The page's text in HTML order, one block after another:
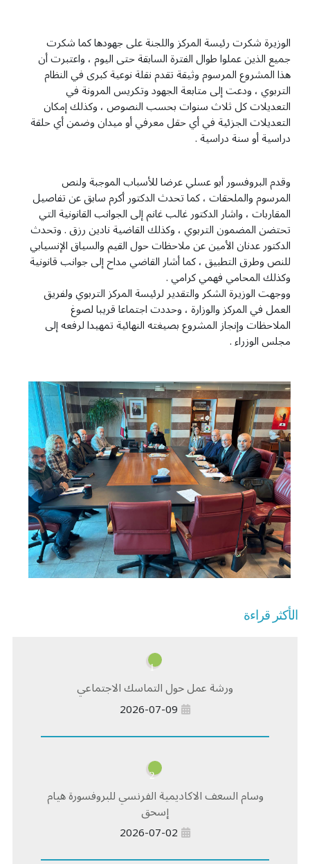
الوزيرة شكرت رئيسة المركز واللجنة على جهودها كما شكرت
جميع الذين عملوا طوال الفترة السابقة حتى اليوم ، واعتبرت أن
هذا المشروع المرسوم وثيقة تقدم نقلة نوعية كبرى في النظام
التربوي ، ودعت إلى متابعة الجهود وتكريس المرونة في
التعديلات كل ثلاث سنوات بحسب النصوص ، وكذلك إمكان
التعديلات الجزئية في أي حقل معرفي أو ميدان وضمن أي حلقة
دراسية أو سنة دراسية .
وقدم البروفسور أبو عسلي عرضا للأسباب الموجبة ولنص
المرسوم والملحقات ، كما تحدث الدكتور أكرم سابق عن تفاصيل
المقاربات ، واشار الدكتور غالب غانم إلى الجوانب القانونية التي
تحتضن المضمون التربوي ، وكذلك القاضية نادين رزق . وتحدث
الدكتور عدنان الأمين عن ملاحظات حول القيم والسياق الإنسيابي
للنص وطرق التطبيق ، كما أشار القاضي مداح إلى جوانب قانونية
وكذلك المحامي فهمي كرامي .
ووجهت الوزيرة الشكر والتقدير لرئيسة المركز التربوي ولفريق
العمل في المركز والوزارة ، وحددت اجتماعا قريبا لصوغ
الملاحظات وإنجاز المشروع بصيغته النهائية تمهيدا لرفعه إلى
مجلس الوزراء .
الأكثر قراءة
1
ورشة عمل حول التماسك الاجتماعي
2026-07-09
2
وسام السعف الاكاديمية الفرنسي للبروفسورة هيام
إسحق
2026-07-02